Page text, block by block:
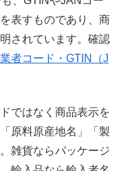
表すものであり、商
されています。確認
者コード・GTIN（J
ではなく商品表示を
原料原産地名」「製
雑貨ならパッケージ